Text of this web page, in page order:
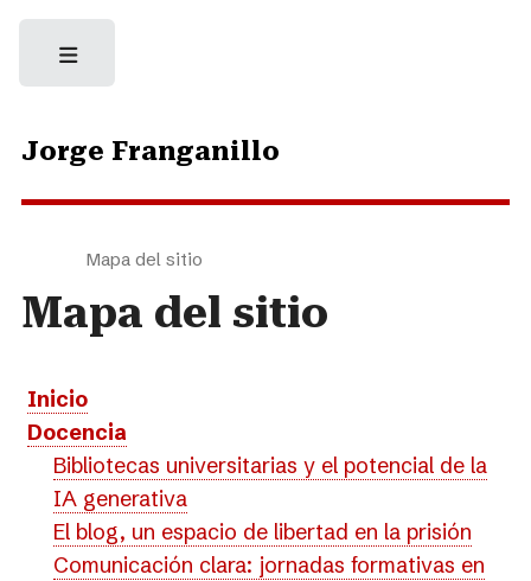
Jorge Franganillo
Mapa del sitio
Mapa del sitio
Inicio
Docencia
Bibliotecas universitarias y el potencial de la
IA generativa
El blog, un espacio de libertad en la prisión
Comunicación clara: jornadas formativas en